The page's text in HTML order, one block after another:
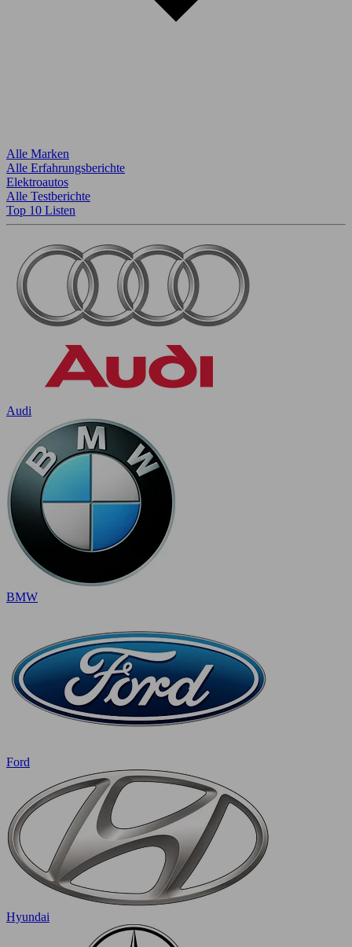
Alle Marken
Alle Erfahrungsberichte
Elektroautos
Alle Testberichte
Top 10 Listen
Audi
BMW
Ford
Hyundai